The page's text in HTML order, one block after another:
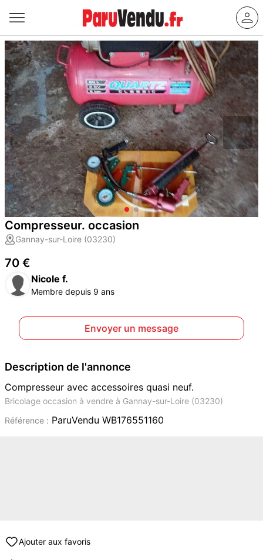
Compresseur. occasion
Gannay-sur-Loire (03230)
70 €
Nicole f.
Membre depuis 9 ans
Envoyer un message
Description de l'annonce
Compresseur avec accessoires quasi neuf.
Bricolage occasion à vendre à Gannay-sur-Loire (03230)
Référence : ParuVendu WB176551160
Ajouter aux favoris